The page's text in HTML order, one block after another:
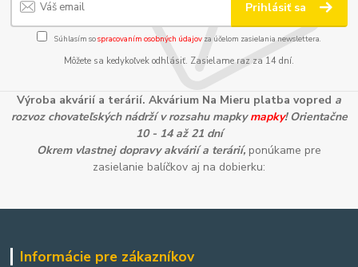
Prihlásiť sa
Súhlasím sospracovaním osobných údajov za účelom zasielania newslettera.
Môžete sa kedykoľvek odhlásiť. Zasielame raz za 14 dní.
Výroba akvárií a terárií. Akvárium Na Mieru platba vopred a
rozvoz chovateľských nádrží v rozsahu mapkymapky! Orientačne
10 - 14 až 21 dní
Okrem vlastnej dopravy akvárií a terárií, ponúkame pre
zasielanie balíčkov aj na dobierku:
Informácie pre zákazníkov